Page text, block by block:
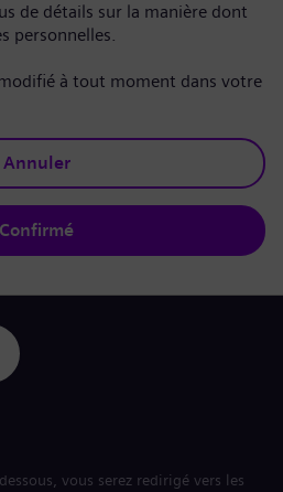
de détails sur la manière dont
personnelles.
à tout moment dans votre
Annuler
Confirmé
vous serez redirigé vers les